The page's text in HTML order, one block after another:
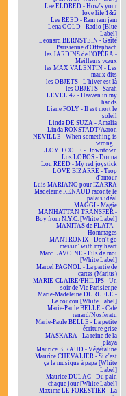
Lee ELDRED - How's your
love life 1&2
Lee REED - Ram ram jam
Lena GOLD - Radio [Blue
Label]
Leonard BERNSTEIN - Gaîté
Parisienne d'Offenbach
les JARDINS de l'OPÉRA -
Meilleurs vœux
les MAX VALENTIN - Les
maux dits
les OBJETS - L'hiver est là
les OBJETS - Sarah
LEVEL 42 - Heaven in my
hands
Liane FOLY - Il est mort le
soleil
Linda DE SUZA - Amalia
Linda RONSTADT/Aaron
NEVILLE - When something is
wrong...
LLOYD COLE - Downtown
Los LOBOS - Donna
Lou REED - My red joystick
LOVE BIZARRE - Trop
d'amour
Luis MARIANO pour IZARRA
Madeleine RENAUD raconte le
palais idéal
MAGGI - Magie
MANHATTAN TRANSFER -
Boy from N.Y.C. [White Label]
MANITAS de PLATA -
Hommages
MANTRONIX - Don't go
messin' with my heart
Marc LAVOINE - Fils de moi
[White Label]
Marcel PAGNOL - La partie de
cartes (Marius)
MARIE-CLAIRE/PHILIPS - Un
soir de Vie Parisienne
Marie-Madeleine DURUFLÉ -
Le coucou [White Label]
Marie-Paule BELLE - Café
renard/Nosferatu
Marie-Paule BELLE - La petite
écriture grise
MASKARA - La reine de la
playa
Maurice BIRAUD - Végétaline
Maurice CHEVALIER - Si c'est
ça la musique à papa [White
Label]
Maurice DULAC - Du pain
chaque jour [White Label]
Maxime LE FORESTIER - La